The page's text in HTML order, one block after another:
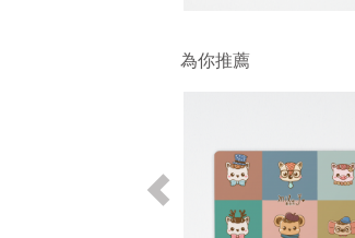
為你推薦